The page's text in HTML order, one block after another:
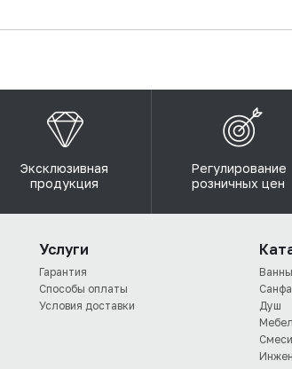
Эксклюзивная
продукция
Регулирование
розничных цен
Услуги
Гарантия
Способы оплаты
Условия доставки
Ванны
Душ